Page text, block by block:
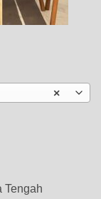
×
Tengah